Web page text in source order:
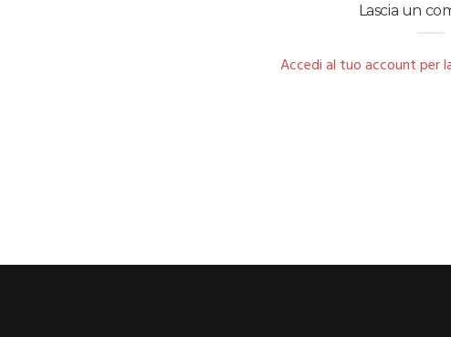
Lascia un
Accedi al tuo account per